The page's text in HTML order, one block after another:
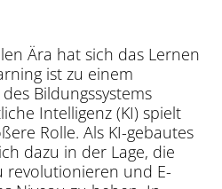
Ära hat sich das Lernen
ist zu einem
Bildungssystems
Intelligenz (KI) spielt
Rolle. Als KI-gebautes
dazu in der Lage, die
revolutionieren und E-